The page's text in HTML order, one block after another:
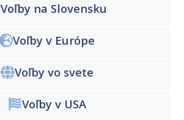
Voľby na Slovensku
Voľby v Európe
Voľby vo svete
Voľby v USA